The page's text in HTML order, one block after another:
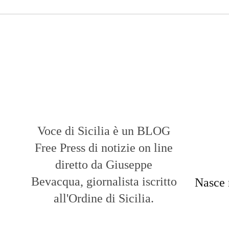
Voce di Sicilia è un BLOG
Free Press di notizie on line
diretto da Giuseppe
Bevacqua, giornalista iscritto
all'Ordine di Sicilia.